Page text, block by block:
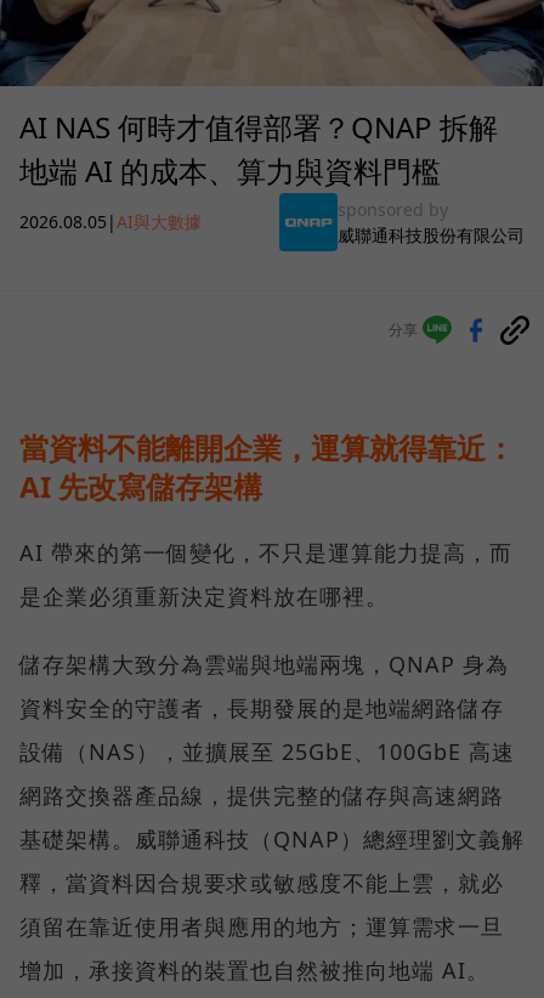
AI NAS 何時才值得部署？QNAP 拆解
地端 AI 的成本、算力與資料門檻
2026.08.05 |AI與大數據
sponsored by
威聯通科技股份有限公司
分享
當資料不能離開企業，運算就得靠近：
AI 先改寫儲存架構
AI 帶來的第一個變化，不只是運算能力提高，而
是企業必須重新決定資料放在哪裡。
儲存架構大致分為雲端與地端兩塊，QNAP 身為
資料安全的守護者，長期發展的是地端網路儲存
設備（NAS），並擴展至 25GbE、100GbE 高速
網路交換器產品線，提供完整的儲存與高速網路
基礎架構。威聯通科技（QNAP）總經理劉文義解
釋，當資料因合規要求或敏感度不能上雲，就必
須留在靠近使用者與應用的地方；運算需求一旦
增加，承接資料的裝置也自然被推向地端 AI。